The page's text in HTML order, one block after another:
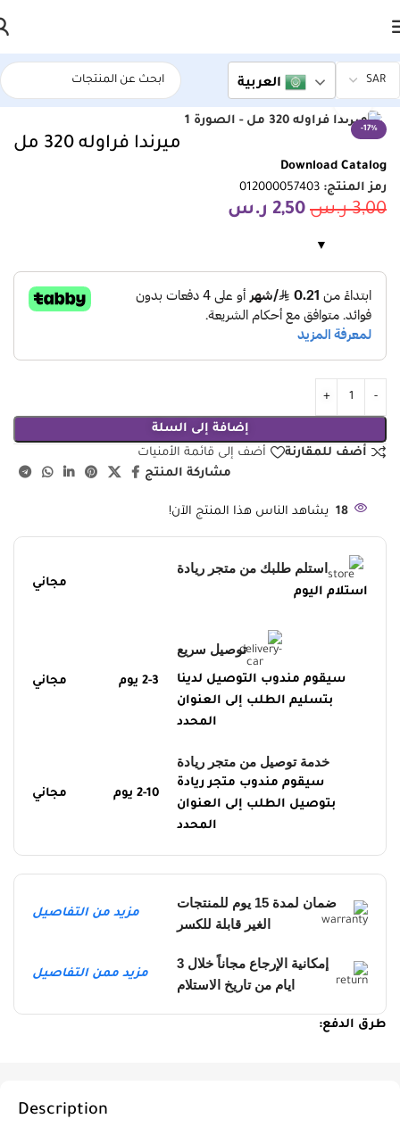
العربية
الرئيسية اسواق ريادة المركزية
-17%
انقر للتكبير
ميرندا فراوله 320 مل
Download Catalog
رمز المنتج: 012000057403
3,00 ر.س 2,50 ر.س
إضافة إلى السلة
أضف للمقارنة
أضف إلى قائمة الأمنيات
مشاركة المنتج
18 يشاهد الناس هذا المنتج الآن!
استلم طلبك من متجر ريادة
استلام اليوم
مجاني
توصيل سريع
سيقوم مندوب التوصيل لدينا
بتسليم الطلب إلى العنوان
المحدد
2-3 يوم مجاني
خدمة توصيل من متجر ريادة
سيقوم مندوب متجر ريادة
بتوصيل الطلب إلى العنوان
المحدد
2-10 يوم مجاني
ضمان لمدة 15 يوم للمنتجات
الغير قابلة للكسر
مزيد من التفاصيل
إمكانية الإرجاع مجاناً خلال 3
ايام من تاريخ الاستلام
مزيد ممن التفاصيل
طرق الدفع:
Description